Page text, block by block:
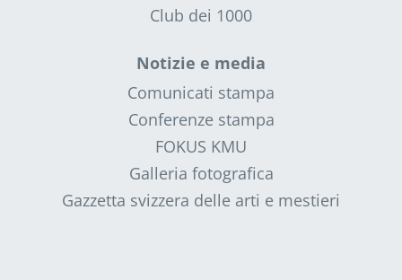
Club dei 1000
Notizie e media
Comunicati stampa
Conferenze stampa
FOKUS KMU
Galleria fotografica
Gazzetta svizzera delle arti e mestieri